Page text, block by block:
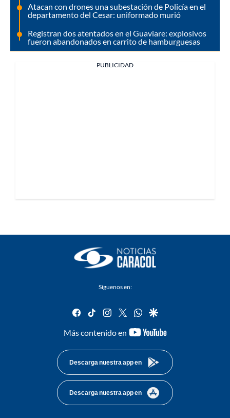
Atacan con drones una subestación de Policía en el
departamento del Cesar: uniformado murió
Registran dos atentados en el Guaviare: explosivos
fueron abandonados en carrito de hamburguesas
PUBLICIDAD
Síguenos en:
facebook
tiktok instagram
twitterwhatsapp
google
Más contenido en
youtube-
Descarga nuestra app en
Descarga nuestra app en